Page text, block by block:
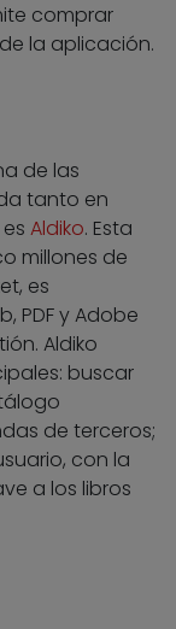
comprar
la aplicación.
de las
tanto en
Aldiko. Esta
millones de
es
PDF y Adobe
Aldiko
buscar
de terceros;
con la
a los libros